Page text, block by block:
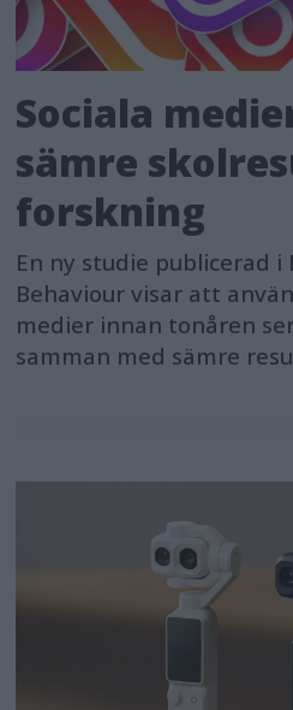
Sociala
sämre
forskning
En ny studie publicerad i
Behaviour visar att
medier innan tonåren
samman med sämre